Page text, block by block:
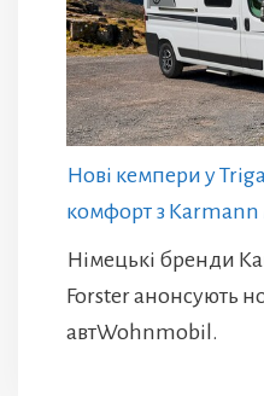
Нові кемпери у
комфорт з Karmann
Німецькі бренди
Forster анонсують
автWohnmobil.